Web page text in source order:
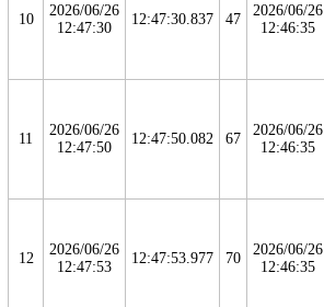
10
2026/06/26
12:47:30
12:47:30.837 47
2026/06/26
12:46:35
11
2026/06/26
12:47:50
12:47:50.082 67
2026/06/26
12:46:35
12
2026/06/26
12:47:53
12:47:53.977 70
2026/06/26
12:46:35